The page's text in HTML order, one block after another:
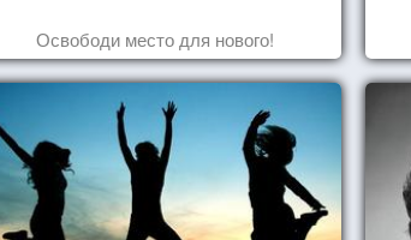
Освободи место для нового!